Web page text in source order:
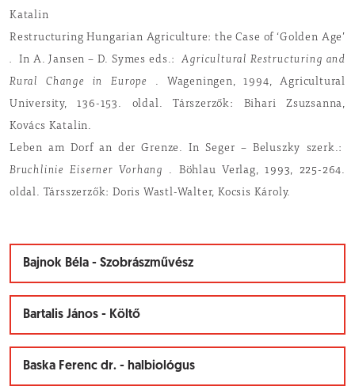
Katalin
Restructuring Hungarian Agriculture: the Case of ‘Golden Age’
.
In A. Jansen – D. Symes eds.:Agricultural Restructuring and
Rural Change in Europe . Wageningen, 1994, Agricultural
University, 136-153. oldal. Társzerzők: Bihari Zsuzsanna,
Kovács Katalin.
Leben am Dorf an der Grenze. In Seger – Beluszky szerk.:
Bruchlinie Eiserner Vorhang . Böhlau Verlag, 1993, 225-264.
oldal. Társszerzők: Doris Wastl-Walter, Kocsis Károly.
Bajnok Béla - Szobrászművész
Bartalis János - Költő
Baska Ferenc dr. - halbiológus